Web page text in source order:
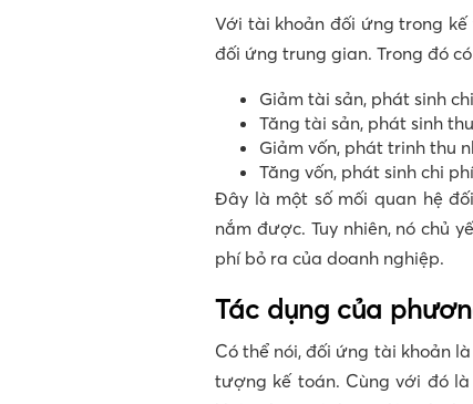
Với tài khoản đối ứng trong kế
đối ứng trung gian. Trong đó
Giảm tài sản, phát sinh
Tăng tài sản, phát sinh
Giảm vốn, phát trinh thu
Tăng vốn, phát sinh chi
Đây là một số mối quan hệ
nắm được. Tuy nhiên, nó chủ
phí bỏ ra của doanh nghiệp.
Tác dụng của
Có thể nói, đối ứng tài khoản
tượng kế toán. Cùng với đó